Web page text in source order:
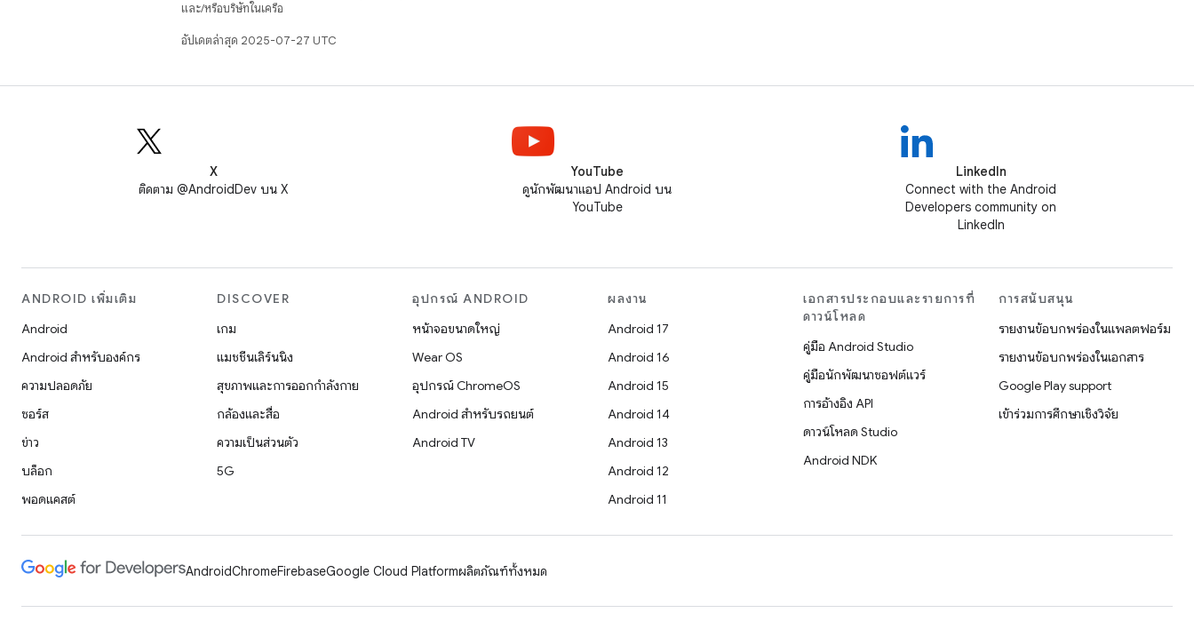
และ/หรือบริษัทในเครือ
อัปเดตล่าสุด 2025-07-27 UTC
X
ติดตาม @AndroidDev บน X
YouTube
ดูนักพัฒนาแอป Android บน
YouTube
LinkedIn
Connect with the Android
Developers community on
LinkedIn
ANDROID เพิ่มเติม
Android
Android สำหรับองค์กร
ความปลอดภัย
ซอร์ส
ข่าว
บล็อก
พอดแคสต์
DISCOVER
เกม
แมชชีนเลิร์นนิง
สุขภาพและการออกกำลังกาย
กล้องและสื่อ
ความเป็นส่วนตัว
5G
อุปกรณ์ ANDROID
หน้าจอขนาดใหญ่
Wear OS
อุปกรณ์ ChromeOS
Android สำหรับรถยนต์
Android TV
ผลงาน
Android 17
Android 16
Android 15
Android 14
Android 13
Android 12
Android 11
เอกสารประกอบและรายการที่
ดาวน์โหลด
คู่มือ Android Studio
คู่มือนักพัฒนาซอฟต์แวร์
การอ้างอิง API
ดาวน์โหลด Studio
Android NDK
การสนับสนุน
รายงานข้อบกพร่องในแพลตฟอร์ม
รายงานข้อบกพร่องในเอกสาร
Google Play support
เข้าร่วมการศึกษาเชิงวิจัย
AndroidChromeFirebaseGoogle Cloud Platformผลิตภัณฑ์ทั้งหมด